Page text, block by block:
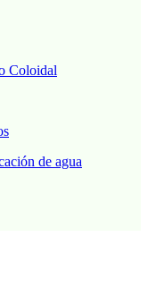
Coloidal
de agua